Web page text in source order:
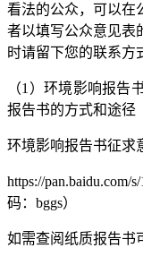
看法的公众，可以在
者以填写公众意见表
时请留下您的联系方
（1）环境影响报告
报告书的方式和途径
环境影响报告书征求
https://
码：bggs）
如需查阅纸质报告书